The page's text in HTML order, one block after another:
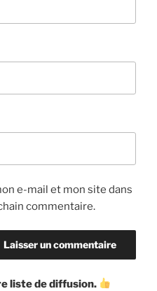
e-mail et mon site dans
commentaire.
liste de diffusion.